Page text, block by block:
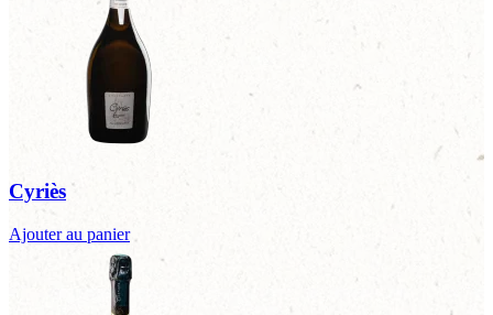
Cyriès
Ajouter au panier